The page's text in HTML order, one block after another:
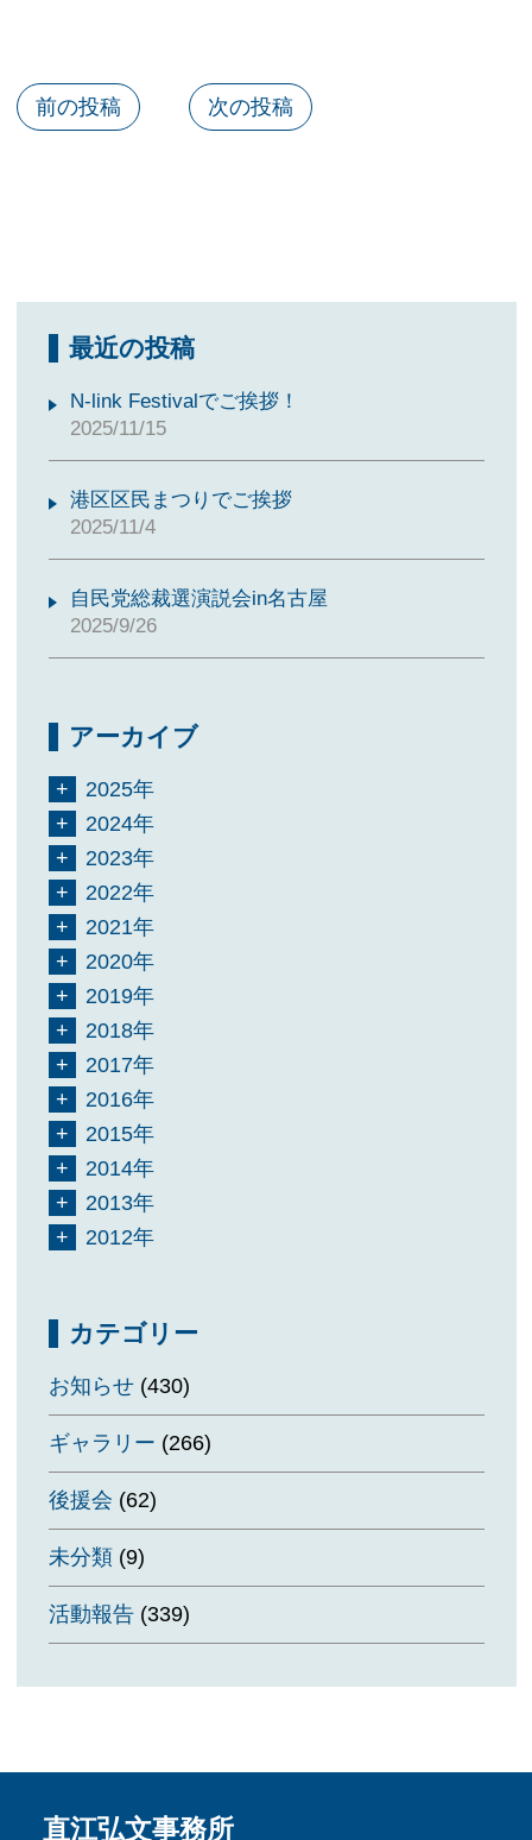
前の投稿 次の投稿
最近の投稿
N-link Festivalでご挨拶！
2025/11/15
港区区民まつりでご挨拶
2025/11/4
自民党総裁選演説会in名古屋
2025/9/26
アーカイブ
2025年
2024年
2023年
2022年
2021年
2020年
2019年
2018年
2017年
2016年
2015年
2014年
2013年
2012年
カテゴリー
お知らせ(430)
ギャラリー (266)
後援会 (62)
未分類(9)
活動報告(339)
直江弘文事務所